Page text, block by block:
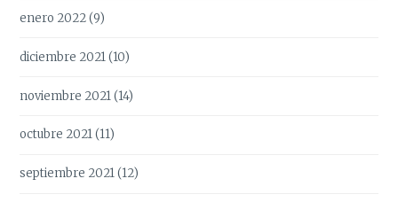
enero 2022(9)
diciembre 2021(10)
noviembre 2021(14)
octubre 2021(11)
septiembre 2021(12)